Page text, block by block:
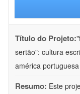
Título do Projeto:
sertão": cultura
américa
Resumo: Este